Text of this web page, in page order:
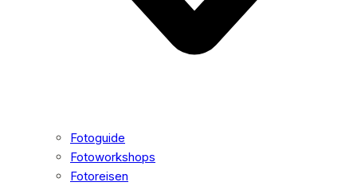
Fotoguide
Fotoworkshops
Fotoreisen